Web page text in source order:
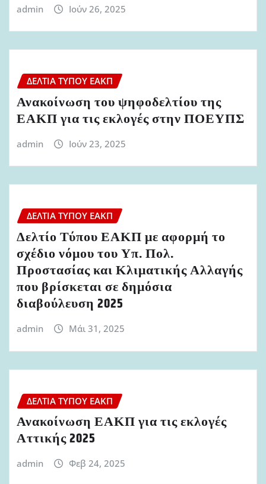
admin Ιούν 26, 2025
ΔΕΛΤΊΑ ΤΎΠΟΥ ΕΑΚΠ
Ανακοίνωση του ψηφοδελτίου της
ΕΑΚΠ για τις εκλογές στην ΠΟΕΥΠΣ
admin Ιούν 23, 2025
ΔΕΛΤΊΑ ΤΎΠΟΥ ΕΑΚΠ
Δελτίο Τύπου ΕΑΚΠ με αφορμή το
σχέδιο νόμου του Υπ. Πολ.
Προστασίας και Κλιματικής Αλλαγής
που βρίσκεται σε δημόσια
διαβούλευση 2025
admin Μάι 31, 2025
ΔΕΛΤΊΑ ΤΎΠΟΥ ΕΑΚΠ
Ανακοίνωση ΕΑΚΠ για τις εκλογές
Αττικής 2025
admin Φεβ 24, 2025